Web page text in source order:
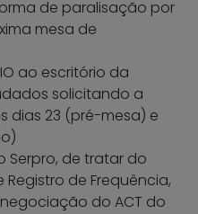
de paralisação por
mesa de
ao escritório da
solicitando a
dias 23 (pré-mesa) e
Serpro, de tratar do
de Frequência,
do ACT do